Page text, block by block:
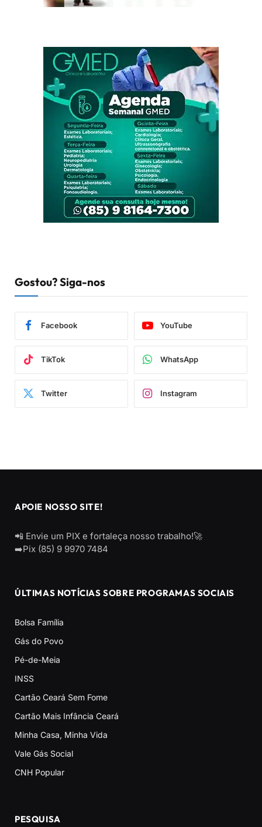
Gostou? Siga-nos
Facebook YouTube
TikTok WhatsApp
Twitter Instagram
APOIE NOSSO SITE!
📲 Envie um PIX e fortaleça nosso trabalho!🚀
➡️Pix (85) 9 9970 7484
ÚLTIMAS NOTÍCIAS SOBRE PROGRAMAS SOCIAIS
Bolsa Família
Gás do Povo
Pé-de-Meia
INSS
Cartão Ceará Sem Fome
Cartão Mais Infância Ceará
Minha Casa, Minha Vida
Vale Gás Social
CNH Popular
PESQUISA